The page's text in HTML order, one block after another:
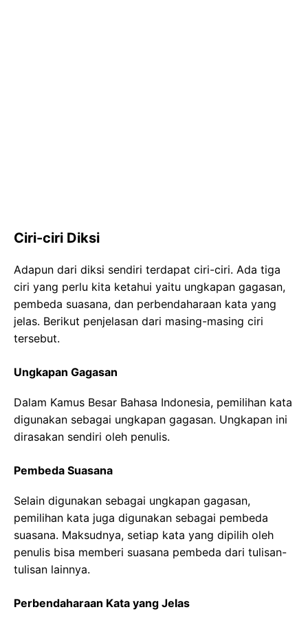
Ciri-ciri Diksi
Adapun dari diksi sendiri terdapat ciri-ciri. Ada tiga
ciri yang perlu kita ketahui yaitu ungkapan gagasan,
pembeda suasana, dan perbendaharaan kata yang
jelas. Berikut penjelasan dari masing-masing ciri
tersebut.
Ungkapan Gagasan
Dalam Kamus Besar Bahasa Indonesia, pemilihan kata
digunakan sebagai ungkapan gagasan. Ungkapan ini
dirasakan sendiri oleh penulis.
Pembeda Suasana
Selain digunakan sebagai ungkapan gagasan,
pemilihan kata juga digunakan sebagai pembeda
suasana. Maksudnya, setiap kata yang dipilih oleh
penulis bisa memberi suasana pembeda dari tulisan-
tulisan lainnya.
Perbendaharaan Kata yang Jelas